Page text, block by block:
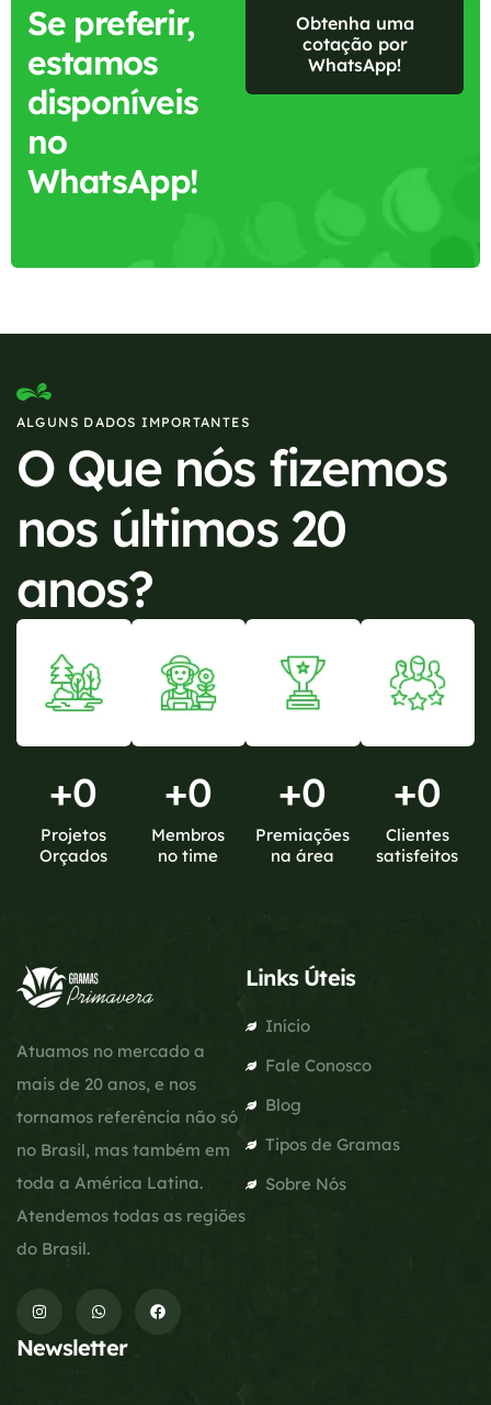
Se preferir,
estamos
disponíveis
no
WhatsApp!
Obtenha uma
cotação por
WhatsApp!
ALGUNS DADOS IMPORTANTES
O Que nós fizemos
nos últimos 20
anos?
+0
Projetos
Orçados
+0
Membros
no time
+0
Premiações
na área
+0
Clientes
satisfeitos
Atuamos no mercado a
mais de 20 anos, e nos
tornamos referência não só
no Brasil, mas também em
toda a América Latina.
Atendemos todas as regiões
do Brasil.
Links Úteis
Início
Fale Conosco
Blog
Tipos de Gramas
Sobre Nós
Newsletter